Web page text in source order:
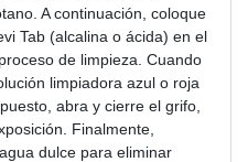
A continuación, coloque
Tab (alcalina o ácida) en el
de limpieza. Cuando
limpiadora azul o roja
abra y cierre el grifo,
Finalmente,
dulce para eliminar